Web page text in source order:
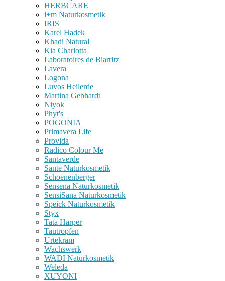
HERBCARE
i+m Naturkosmetik
IRIS
Karel Hadek
Khadi Natural
Kia Charlotta
Laboratoires de Biarritz
Lavera
Logona
Luvos Heilerde
Martina Gebhardt
Niyok
Phyt's
POGONIA
Primavera Life
Provida
Radico Colour Me
Santaverde
Sante Naturkosmetik
Schoenenberger
Sensena Naturkosmetik
SensiSana Naturkosmetik
Speick Naturkosmetik
Styx
Tata Harper
Tautropfen
Urtekram
Wachswerk
WADI Naturkosmetik
Weleda
XUYONI